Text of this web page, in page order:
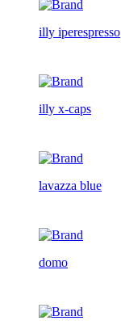
illy iperespresso
illy x-caps
lavazza blue
domo